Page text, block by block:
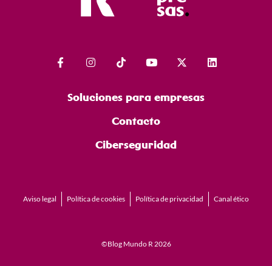
Soluciones para empresas
Contacto
Ciberseguridad
Aviso legal Política de cookies Política de privacidad Canal ético
©Blog Mundo R 2026